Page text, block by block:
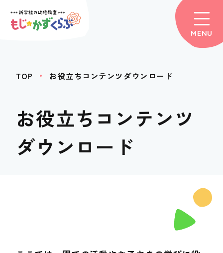
MENU
TOP お役立ちコンテンツダウンロード
お役立ちコンテンツ
ダウンロード